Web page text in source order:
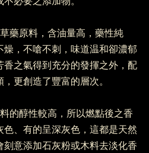
藥原料，含油量高，藥性純
，不嗆不刺，味道温和卻濃郁
之氣得到充分的發揮之外，配
更創造了豐富的層次。
的醇性較高，所以燃點後之香
、有的呈深灰色，這都是天然
意添加石灰粉或木料去淡化香